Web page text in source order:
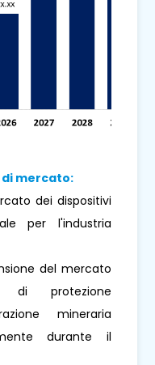
mercato:
dei dispositivi
per l'industria
del mercato
di protezione
mineraria
durante il